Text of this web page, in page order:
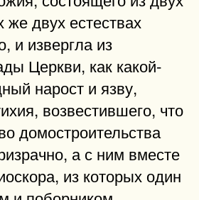
же двух естествах
и извергла из
Церкви, как какой-
нарост и язву,
возвестившего, что
домостроительства
а с ним вместе
из которых один